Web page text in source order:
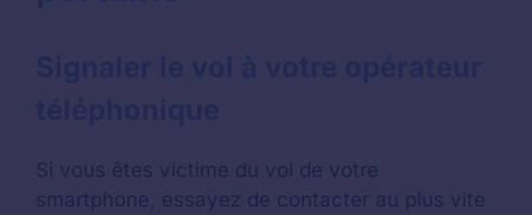
Si vous êtes victime du vol de votre
smartphone, essayez de contacter au plus vite